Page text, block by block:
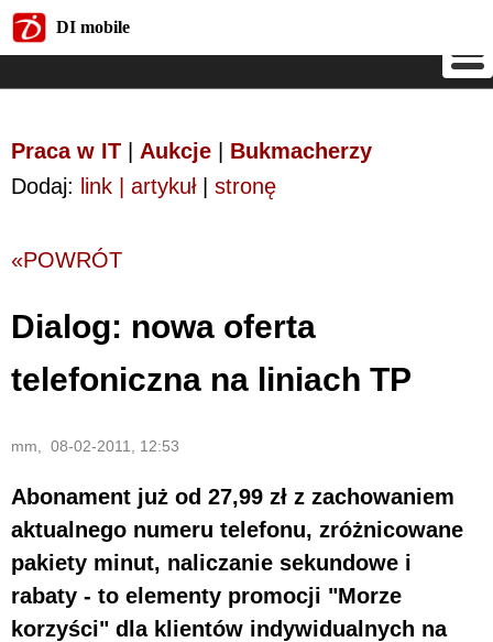
DI mobile
Praca w IT Aukcje
Bukmacherzy
Dodaj: link | artykuł| stronę
«POWRÓT
Dialog: nowa oferta
telefoniczna na liniach TP
mm, 08-02-2011, 12:53
Abonament już od 27,99 zł z zachowaniem
aktualnego numeru telefonu, zróżnicowane
pakiety minut, naliczanie sekundowe i
rabaty - to elementy promocji "Morze
korzyści" dla klientów indywidualnych na
DI mobile